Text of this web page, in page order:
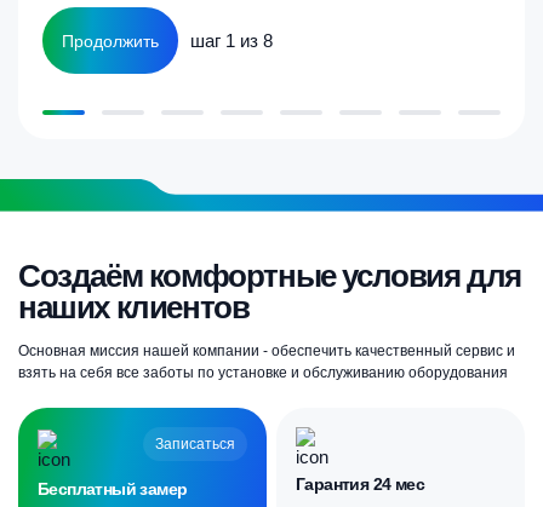
Продолжить шаг 1 из 8
Создаём комфортные условия для
наших клиентов
Основная миссия нашей компании - обеспечить качественный сервис и
взять на себя все заботы по установке и обслуживанию оборудования
Записаться
Бесплатный замер Гарантия 24 мес